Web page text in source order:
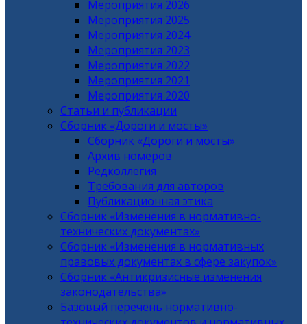
Мероприятия 2026
Мероприятия 2025
Мероприятия 2024
Мероприятия 2023
Мероприятия 2022
Мероприятия 2021
Мероприятия 2020
Статьи и публикации
Сборник «Дороги и мосты»
Сборник «Дороги и мосты»
Архив номеров
Редколлегия
Требования для авторов
Публикационная этика
Сборник «Изменения в нормативно-
технических документах»
Сборник «Изменения в нормативных
правовых документах в сфере закупок»
Сборник «Антикризисные изменения
законодательства»
Базовый перечень нормативно-